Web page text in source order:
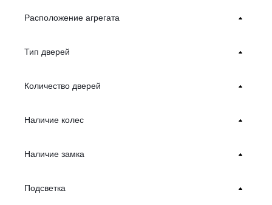
Расположение агрегата
Тип дверей
Количество дверей
Наличие колес
Наличие замка
Подсветка